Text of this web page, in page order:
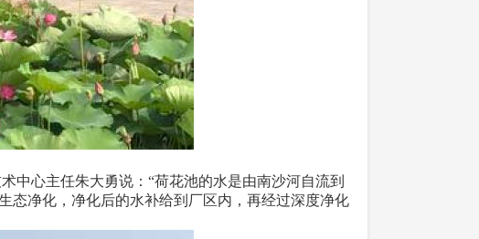
心主任朱大勇说：“荷花池的水是由南沙河自流到
态净化，净化后的水补给到厂区内，再经过深度净化